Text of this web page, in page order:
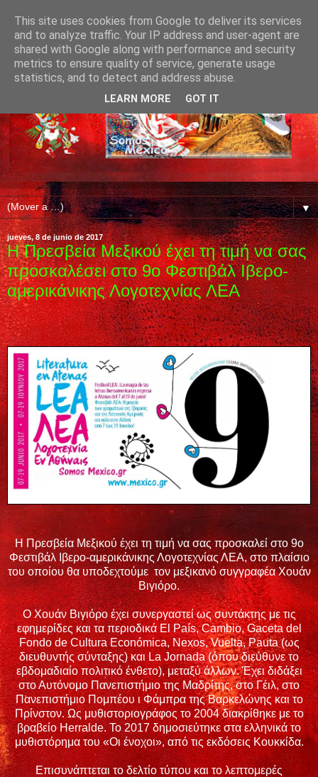
▼
jueves, 8 de junio de 2017
Η Πρεσβεία Μεξικού έχει τη τιμή να σας
προσκαλέσει στο 9ο Φεστιβάλ Ιβερο-
αμερικάνικης Λογοτεχνίας ΛΕΑ
Η Πρεσβεία Μεξικού έχει τη τιμή να σας προσκαλεί στο 9ο
Φεστιβάλ Ιβερο-αμερικάνικης Λογοτεχνίας ΛΕΑ, στο πλαίσιο
του οποίου θα υποδεχτούμε τον μεξικανό συγγραφέα Χουάν
Βιγιόρο.
Ο Χουάν Βιγιόρο έχει συνεργαστεί ως συντάκτης με τις
εφημερίδες και τα περιοδικά El País, Cambio, Gaceta del
Fondo de Cultura Económica, Nexos, Vuelta, Pauta (ως
διευθυντής σύνταξης) και La Jornada (όπου διεύθυνε το
εβδομαδιαίο πολιτικό ένθετο), μεταξύ άλλων. Έχει διδάξει
στο Αυτόνομο Πανεπιστήμιο της Μαδρίτης, στο Γέιλ, στο
Πανεπιστήμιο Πομπέου ι Φάμπρα της Βαρκελώνης και το
Πρίνστον. Ως μυθιστοριογράφος το 2004 διακρίθηκε με το
βραβείο Herralde. Το 2017 δημοσιεύτηκε στα ελληνικά το
μυθιστόρημα του «Οι ένοχοι», από τις εκδόσεις Κουκκίδα.
Επισυνάπτεται το δελτίο τύπου και το λεπτομερές
This site uses cookies from Google to deliver its services
and to analyze traffic. Your IP address and user-agent are
shared with Google along with performance and security
metrics to ensure quality of service, generate usage
statistics, and to detect and address abuse.
LEARN MORE GOT IT